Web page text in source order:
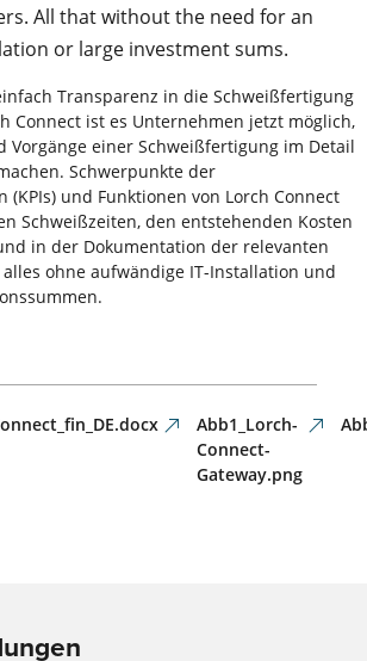
All that without the need for an
or large investment sums.
Transparenz in die Schweißfertigung
Connect ist es Unternehmen jetzt möglich,
Vorgänge einer Schweißfertigung im Detail
Schwerpunkte der
(KPIs) und Funktionen von Lorch Connect
Schweißzeiten, den entstehenden Kosten
in der Dokumentation der relevanten
ohne aufwändige IT-Installation und
Abb1_Lorch-
Connect-
Gateway.png